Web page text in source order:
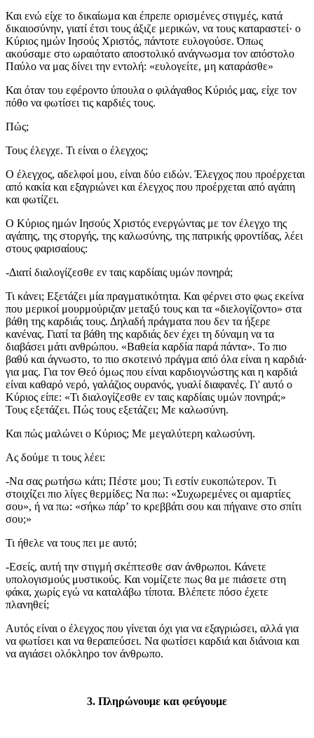
Και ενώ είχε το δικαίωμα και έπρεπε ορισμένες στιγμές, κατά
δικαιοσύνην, γιατί έτσι τους άξιζε μερικών, να τους καταραστεί· ο
Κύριος ημών Ιησούς Χριστός, πάντοτε ευλογούσε. Όπως
ακούσαμε στο ωραιότατο αποστολικό ανάγνωσμα τον απόστολο
Παύλο να μας δίνει την εντολή: «ευλογείτε, μη καταράσθε»
Και όταν του εφέροντο ύπουλα ο φιλάγαθος Κύριός μας, είχε τον
πόθο να φωτίσει τις καρδιές τους.
Πώς;
Τους έλεγχε. Τι είναι ο έλεγχος;
Ο έλεγχος, αδελφοί μου, είναι δύο ειδών. Έλεγχος που προέρχεται
από κακία και εξαγριώνει και έλεγχος που προέρχεται από αγάπη
και φωτίζει.
Ο Κύριος ημών Ιησούς Χριστός ενεργώντας με τον έλεγχο της
αγάπης, της στοργής, της καλωσύνης, της πατρικής φροντίδας, λέει
στους φαρισαίους:
-Διατί διαλογίζεσθε εν ταις καρδίαις υμών πονηρά;
Τι κάνει; Εξετάζει μία πραγματικότητα. Και φέρνει στο φως εκείνα
που μερικοί μουρμούριζαν μεταξύ τους και τα «διελογίζοντο» στα
βάθη της καρδιάς τους. Δηλαδή πράγματα που δεν τα ήξερε
κανένας. Γιατί τα βάθη της καρδιάς δεν έχει τη δύναμη να τα
διαβάσει μάτι ανθρώπου. «Βαθεία καρδία παρά πάντα». Το πιο
βαθύ και άγνωστο, το πιο σκοτεινό πράγμα από όλα είναι η καρδιά·
για μας. Για τον Θεό όμως που είναι καρδιογνώστης και η καρδιά
είναι καθαρό νερό, γαλάζιος ουρανός, γυαλί διαφανές. Γι' αυτό ο
Κύριος είπε: «Τι διαλογίζεσθε εν ταις καρδίαις υμών πονηρά;»
Τους εξετάζει. Πώς τους εξετάζει; Με καλωσύνη.
Και πώς μαλώνει ο Κύριος; Με μεγαλύτερη καλωσύνη.
Ας δούμε τι τους λέει:
-Να σας ρωτήσω κάτι; Πέστε μου; Τι εστίν ευκοπώτερον. Τι
στοιχίζει πιο λίγες θερμίδες; Να πω: «Συχωρεμένες οι αμαρτίες
σου», ή να πω: «σήκω πάρ’ το κρεββάτι σου και πήγαινε στο σπίτι
σου;»
Τι ήθελε να τους πει με αυτό;
-Εσείς, αυτή την στιγμή σκέπτεσθε σαν άνθρωποι. Κάνετε
υπολογισμούς μυστικούς. Και νομίζετε πως θα με πιάσετε στη
φάκα, χωρίς εγώ να καταλάβω τίποτα. Βλέπετε πόσο έχετε
πλανηθεί;
Αυτός είναι ο έλεγχος που γίνεται όχι για να εξαγριώσει, αλλά για
να φωτίσει και να θεραπεύσει. Να φωτίσει καρδιά και διάνοια και
να αγιάσει ολόκληρο τον άνθρωπο.
3. Πληρώνουμε και φεύγουμε